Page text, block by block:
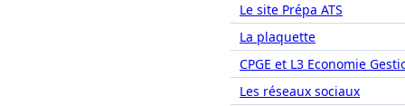
Le site Prépa ATS
La plaquette
CPGE et L3 Economie
Les réseaux sociaux